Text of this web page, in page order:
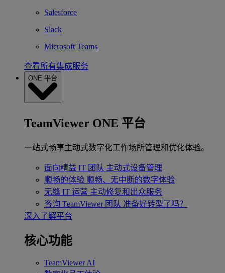
Salesforce
Slack
Microsoft Teams
查看所有集成服务
ONE 平台
TeamViewer ONE 平台
一站式畅享主动式数字化工作场所管理和优化体验。
面向精益 IT 团队 主动式设备管理
顺畅的体验 顺畅、无中断的数字体验
无缝 IT 运营 主动修复和出众服务
咨询 TeamViewer 团队 准备好转型了吗？
深入了解平台
核心功能
TeamViewer AI